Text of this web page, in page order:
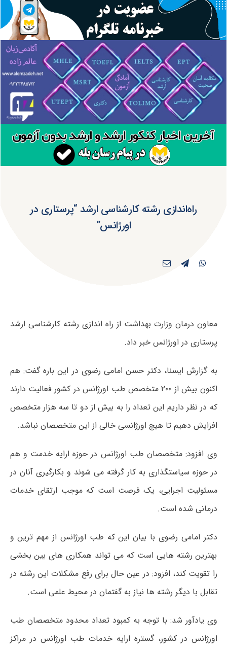
راه‌اندازی رشته کارشناسی ارشد “پرستاری در
اورژانس”
معاون درمان وزارت بهداشت از راه اندازی رشته کارشناسی ارشد
پرستاری در اورژانس خبر داد.
به گزارش ایسنا، دکتر حسن امامی رضوی در این باره گفت: هم
اکنون بیش از ۲۰۰ متخصص طب اورژانس در کشور فعالیت دارند
که در نظر داریم این تعداد را به بیش از دو تا سه هزار متخصص
افزایش دهیم تا هیچ اورژانسی خالی از این متخصصان نباشد.
وی افزود: متخصصان طب اورژانس در حوزه ارایه خدمت و هم
در حوزه سیاستگذاری به کار گرفته می شوند و بکارگیری آنان در
مسئولیت اجرایی،‌ یک فرصت است که موجب ارتقای خدمات
درمانی شده است.
دکتر امامی رضوی با بیان این که طب اورژانس از مهم ترین و
بهترین رشته هایی است که می تواند همکاری های بین بخشی
را تقویت کند، افزود: در عین حال برای رفع مشکلات این رشته در
تقابل با دیگر رشته ها نیاز به گفتمان در محیط علمی است.
وی یادآور شد: با توجه به کمبود تعداد محدود متخصصان طب
اورژانس در کشور، گستره ارایه خدمات طب اورژانس در مراکز